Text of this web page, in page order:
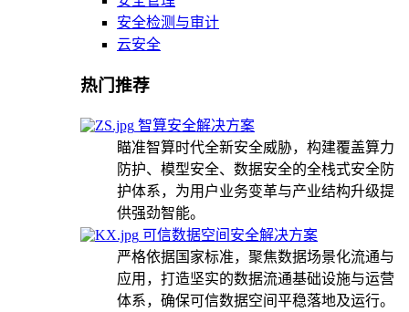
安全检测与审计
云安全
热门推荐
智算安全解决方案
瞄准智算时代全新安全威胁，构建覆盖算力
防护、模型安全、数据安全的全栈式安全防
护体系，为用户业务变革与产业结构升级提
供强劲智能。
可信数据空间安全解决方案
严格依据国家标准，聚焦数据场景化流通与
应用，打造坚实的数据流通基础设施与运营
体系，确保可信数据空间平稳落地及运行。